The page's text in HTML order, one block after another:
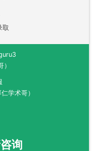
取
学术哥）
询